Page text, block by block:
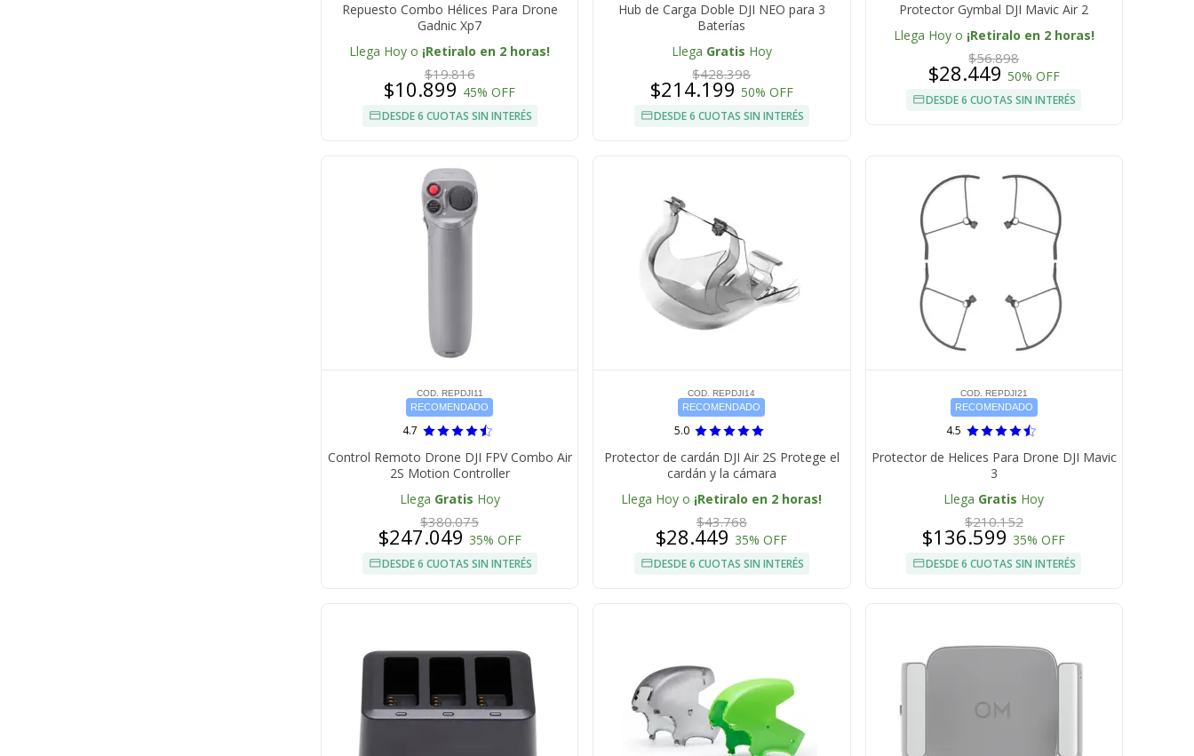
Repuesto Combo Hélices Para Drone
Gadnic Xp7
Llega Hoy o ¡Retiralo en 2 horas!
$19.816
$10.899 45% OFF
DESDE 6 CUOTAS SIN INTERÉS
Hub de Carga Doble DJI NEO para 3
Baterías
Llega Gratis Hoy
$428.398
$214.199 50% OFF
DESDE 6 CUOTAS SIN INTERÉS
Protector Gymbal DJI Mavic Air 2
Llega Hoy o ¡Retiralo en 2 horas!
$56.898
$28.449 50% OFF
DESDE 6 CUOTAS SIN INTERÉS
COD. REPDJI11
RECOMENDADO
4.7
Control Remoto Drone DJI FPV Combo Air
2S Motion Controller
Llega Gratis Hoy
$380.075
$247.049 35% OFF
DESDE 6 CUOTAS SIN INTERÉS
COD. REPDJI14
RECOMENDADO
5.0
Protector de cardán DJI Air 2S Protege el
cardán y la cámara
Llega Hoy o ¡Retiralo en 2 horas!
$43.768
$28.449 35% OFF
DESDE 6 CUOTAS SIN INTERÉS
COD. REPDJI21
RECOMENDADO
4.5
Protector de Helices Para Drone DJI Mavic
3
Llega Gratis Hoy
$210.152
$136.599 35% OFF
DESDE 6 CUOTAS SIN INTERÉS